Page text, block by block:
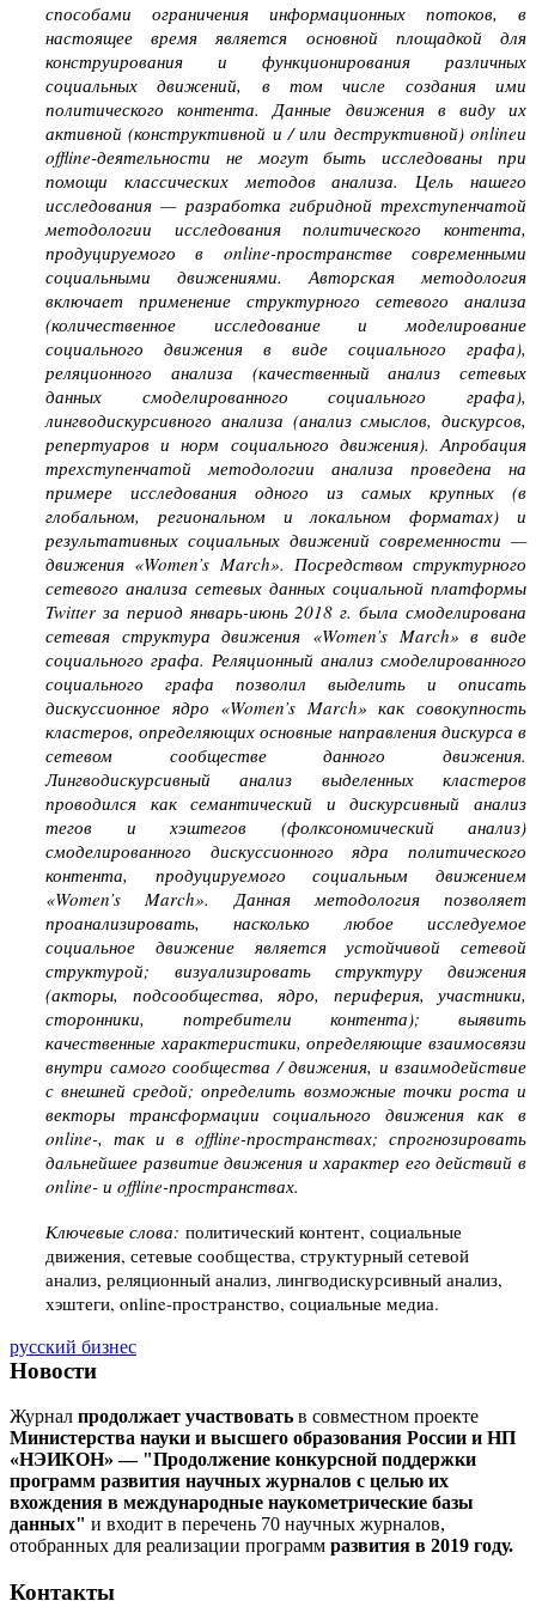
способами ограничения информационных потоков, в
настоящее время является основной площадкой для
конструирования и функционирования различных
социальных движений, в том числе создания ими
политического контента. Данные движения в виду их
активной (конструктивной и / или деструктивной) onlineи
offline-деятельности не могут быть исследованы при
помощи классических методов анализа. Цель нашего
исследования — разработка гибридной трехступенчатой
методологии исследования политического контента,
продуцируемого в online-пространстве современными
социальными движениями. Авторская методология
включает применение структурного сетевого анализа
(количественное исследование и моделирование
социального движения в виде социального графа),
реляционного анализа (качественный анализ сетевых
данных смоделированного социального графа),
лингводискурсивного анализа (анализ смыслов, дискурсов,
репертуаров и норм социального движения). Апробация
трехступенчатой методологии анализа проведена на
примере исследования одного из самых крупных (в
глобальном, региональном и локальном форматах) и
результативных социальных движений современности —
движения «Women’s March». Посредством структурного
сетевого анализа сетевых данных социальной платформы
Twitter за период январь-июнь 2018 г. была смоделирована
сетевая структура движения «Women’s March» в виде
социального графа. Реляционный анализ смоделированного
социального графа позволил выделить и описать
дискуссионное ядро «Women’s March» как совокупность
кластеров, определяющих основные направления дискурса в
сетевом сообществе данного движения.
Лингводискурсивный анализ выделенных кластеров
проводился как семантический и дискурсивный анализ
тегов и хэштегов (фолксономический анализ)
смоделированного дискуссионного ядра политического
контента, продуцируемого социальным движением
«Women’s March». Данная методология позволяет
проанализировать, насколько любое исследуемое
социальное движение является устойчивой сетевой
структурой; визуализировать структуру движения
(акторы, подсообщества, ядро, периферия, участники,
сторонники, потребители контента); выявить
качественные характеристики, определяющие взаимосвязи
внутри самого сообщества / движения, и взаимодействие
с внешней средой; определить возможные точки роста и
векторы трансформации социального движения как в
online-, так и в offline-пространствах; спрогнозировать
дальнейшее развитие движения и характер его действий в
online- и offline-пространствах.
Ключевые слова: политический контент, социальные
движения, сетевые сообщества, структурный сетевой
анализ, реляционный анализ, лингводискурсивный анализ,
хэштеги, online-пространство, социальные медиа.
русский бизнес
Новости
Журнал продолжает участвовать в совместном проекте
Министерства науки и высшего образования России и НП
«НЭИКОН» — "Продолжение конкурсной поддержки
программ развития научных журналов с целью их
вхождения в международные наукометрические базы
данных" и входит в перечень 70 научных журналов,
отобранных для реализации программ развития в 2019 году.
Контакты